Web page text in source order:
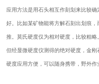
应用方法是用石头相互作刻划来比较
好。比如某矿物能将方解石刻出划痕
推。莫氏硬度仅为相对硬度，比较粗
但经显微硬度仪测得的绝对硬度，金
硬度应用方便，可以随身携带，野外作